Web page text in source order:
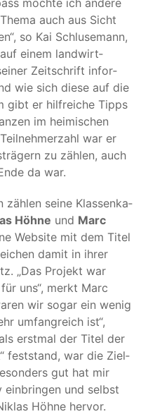
möch­te ich ande­re
auch aus Sicht
so Kai Schlu­se­mann,
einem land­wirt­
Zeit­schrift infor­
wie sich die­se auf die
gibt er hilf­rei­che Tipps
im hei­mi­schen
war er
zu zäh­len, auch
da war.
zäh­len sei­ne Klas­sen­ka­
Höh­ne und Marc
Web­site mit dem Titel
damit in ihrer
„Das Pro­jekt war
uns“, merkt Marc
wir sogar ein wenig
umfang­reich ist“,
erst­mal der Titel der
fest­stand, war die Ziel­
gut hat mir
ein­brin­gen und selbst
Höh­ne hervor.